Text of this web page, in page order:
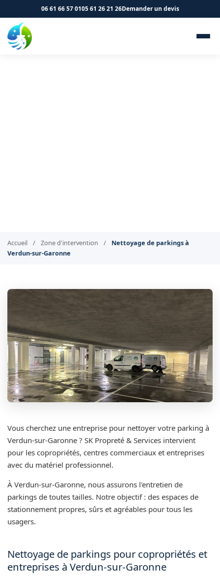
06 61 66 57 0105 61 26 21 26Demander un devis
Accueil / Zone d'intervention /
Nettoyage de parkings à
Verdun-sur-Garonne
Vous cherchez une entreprise pour nettoyer votre parking à
Verdun-sur-Garonne ? SK Propreté & Services intervient
pour les copropriétés, centres commerciaux et entreprises
avec du matériel professionnel.
À Verdun-sur-Garonne, nous assurons l'entretien de
parkings de toutes tailles. Notre objectif : des espaces de
stationnement propres, sûrs et agréables pour tous les
usagers.
Nettoyage de parkings pour copropriétés et
entreprises à Verdun-sur-Garonne